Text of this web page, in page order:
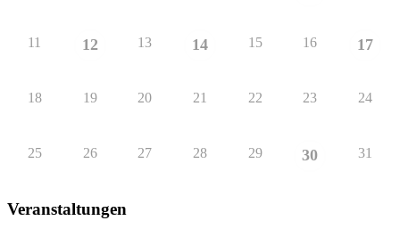
11 12 13 14 15 16 17
18 19 20 21 22 23 24
25 26 27 28 29 30 31
Veranstaltungen